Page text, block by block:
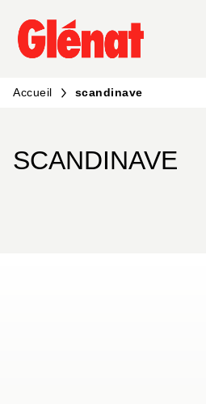
MENU RECHERCHE
PIED DE PAGE
Accueil scandinave
SCANDINAVE